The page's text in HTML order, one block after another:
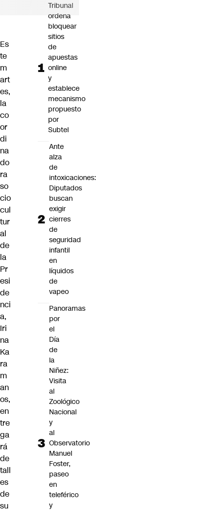
Es
te
m
art
es,
la
co
or
di
na
do
ra
so
cio
cul
tur
al
de
la
Pr
esi
de
nci
a,
Iri
na
Ka
ra
m
an
os,
en
tre
ga
rá
de
tall
es
de
su
Tribunal
ordena
bloquear
sitios
de
apuestas
online
y
establece
mecanismo
propuesto
por
Subtel
Ante
alza
de
intoxicaciones:
Diputados
buscan
exigir
cierres
de
seguridad
infantil
en
líquidos
de
vapeo
Panoramas
por
el
Día
de
la
Niñez:
Visita
al
Zoológico
Nacional
y
al
Observatorio
Manuel
Foster,
paseo
en
teleférico
y